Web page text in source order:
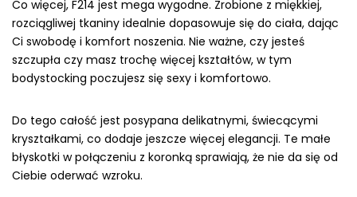
Co więcej, F214 jest mega wygodne. Zrobione z miękkiej,
rozciągliwej tkaniny idealnie dopasowuje się do ciała, dając
Ci swobodę i komfort noszenia. Nie ważne, czy jesteś
szczupła czy masz trochę więcej kształtów, w tym
bodystocking poczujesz się sexy i komfortowo.
Do tego całość jest posypana delikatnymi, świecącymi
kryształkami, co dodaje jeszcze więcej elegancji. Te małe
błyskotki w połączeniu z koronką sprawiają, że nie da się od
Ciebie oderwać wzroku.